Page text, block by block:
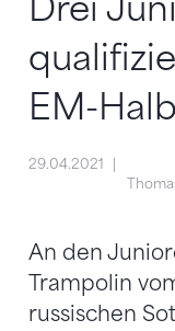
Drei
EM-
29.04.2021
An den
Trampolin
russischen